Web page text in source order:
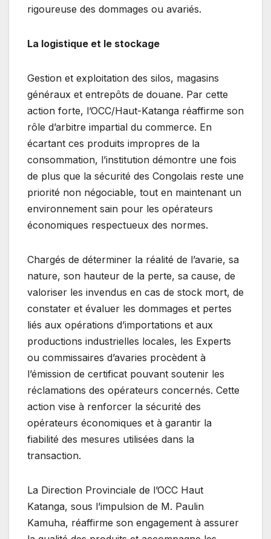
rigoureuse des dommages ou avariés.
La logistique et le stockage
Gestion et exploitation des silos, magasins
généraux et entrepôts de douane. Par cette
action forte, l’OCC/Haut-Katanga réaffirme son
rôle d’arbitre impartial du commerce. En
écartant ces produits impropres de la
consommation, l’institution démontre une fois
de plus que la sécurité des Congolais reste une
priorité non négociable, tout en maintenant un
environnement sain pour les opérateurs
économiques respectueux des normes.
Chargés de déterminer la réalité de l’avarie, sa
nature, son hauteur de la perte, sa cause, de
valoriser les invendus en cas de stock mort, de
constater et évaluer les dommages et pertes
liés aux opérations d’importations et aux
productions industrielles locales, les Experts
ou commissaires d’avaries procèdent à
l’émission de certificat pouvant soutenir les
réclamations des opérateurs concernés. Cette
action vise à renforcer la sécurité des
opérateurs économiques et à garantir la
fiabilité des mesures utilisées dans la
transaction.
La Direction Provinciale de l’OCC Haut
Katanga, sous l’impulsion de M. Paulin
Kamuha, réaffirme son engagement à assurer